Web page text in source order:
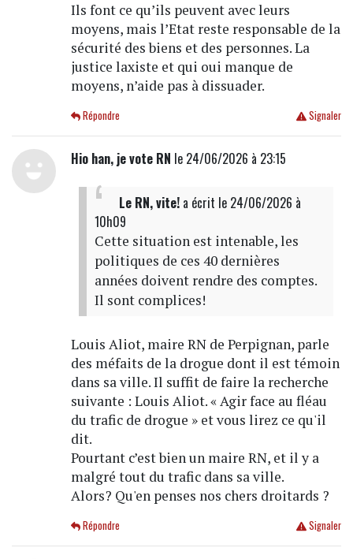
Ils font ce qu’ils peuvent avec leurs
moyens, mais l’Etat reste responsable de la
sécurité des biens et des personnes. La
justice laxiste et qui oui manque de
moyens, n’aide pas à dissuader.
Signaler
Répondre
Hio han, je vote RN le 24/06/2026 à 23:15
Le RN, vite!a écrit le 24/06/2026 à
10h09
Cette situation est intenable, les
politiques de ces 40 dernières
années doivent rendre des comptes.
Il sont complices!
Louis Aliot, maire RN de Perpignan, parle
des méfaits de la drogue dont il est témoin
dans sa ville. Il suffit de faire la recherche
suivante : Louis Aliot. « Agir face au fléau
du trafic de drogue » et vous lirez ce qu'il
dit.
Pourtant c’est bien un maire RN, et il y a
malgré tout du trafic dans sa ville.
Alors? Qu'en penses nos chers droitards ?
Signaler
Répondre